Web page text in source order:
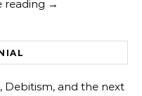
reading →
Debitism, and the next